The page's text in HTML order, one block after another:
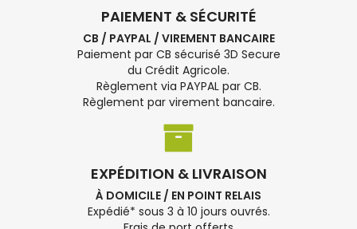
PAIEMENT & SÉCURITÉ
CB / PAYPAL / VIREMENT BANCAIRE
Paiement par CB sécurisé 3D Secure
du Crédit Agricole.
Règlement via PAYPAL par CB.
Règlement par virement bancaire.
EXPÉDITION & LIVRAISON
À DOMICILE / EN POINT RELAIS
Expédié* sous 3 à 10 jours ouvrés.